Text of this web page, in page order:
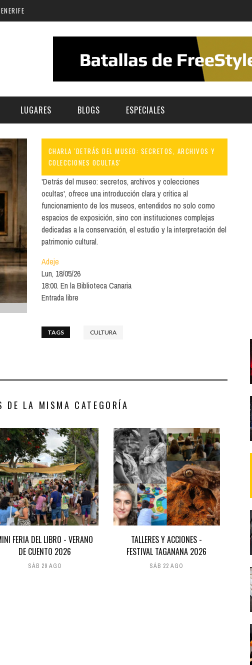
Norte
Santa Cruz | La Laguna
Islas
Cultura
Deporte y Naturaleza
Gastro
LUGARES
ARTE | MUSEOS
SALAS Y AUDITORIOS
ESPACIOS CULTURALES
LOCALES CON ACTUACIONES
COMERCIO
FORMATIVO
BLOGS ESPECIALES
FESTIVAL BOREAL 2026
FESTIVAL TAGANANA 2026
TENERIFE PHE FESTIVAL 2026
XXVII VERANO DE CUENTO
CHARLA 'DETRÁS DEL MUSEO: SECRETOS, ARCHIVOS Y
COLECCIONES OCULTAS'
'Detrás del museo: secretos, archivos y colecciones
ocultas', ofrece una introducción clara y crítica al
funcionamiento de los museos, entendidos no solo como
espacios de exposición, sino con instituciones complejas
dedicadas a la conservación, el estudio y la interpretación del
patrimonio cultural.
Adeje
Lun, 18/05/26
18:00. En la Biblioteca Canaria
Entrada libre
TAGS CULTURA
DE LA MISMA CATEGORÍA
FERIA DEL LIBRO - VERANO
DE CUENTO 2026
SÁB 29 AGO
TALLERES Y ACCIONES -
FESTIVAL TAGANANA 2026
SÁB 22 AGO